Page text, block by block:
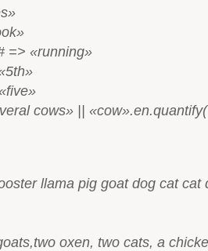
=> «running»
cows» ||
llama pig goat dog cat
oxen, two cats, a